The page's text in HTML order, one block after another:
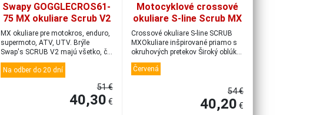
Swapy GOGGLECROS61-
75 MX okuliare Scrub V2
žltá/čierna/iridiová
modrá
MX okuliare pre motokros, enduro,
supermoto, ATV, UTV. Brýle
Swap's SCRUB V2 majú všetko, čo
by kval...
Na odber do 20 dní
51 €
40,30 €
Motocyklové crossové
okuliare S-line Scrub MX
žltá-červená-žltá
Crossové okuliare S-line SCRUB
MXOkuliare inšpirované priamo s
okruhových pretekov Široký oblúk
zakr...
Červená
54 €
40,20 €